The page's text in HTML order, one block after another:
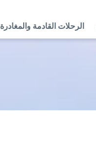
الرحلات القادمة والمغادرة